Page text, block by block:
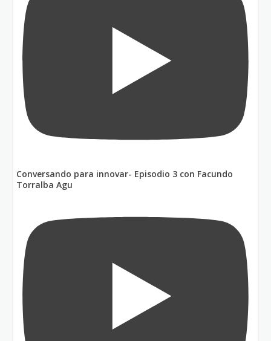
Conversando para innovar- Episodio 3 con Facundo
Torralba Agu